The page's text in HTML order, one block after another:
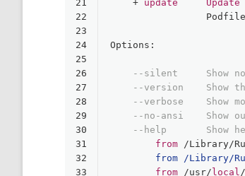
21
22
23
24
25
26
27
28
29
30
31
32
33
+ update Update
Options:
--silent     Show
--version    Show
--verbose    Show
--no-ansi    Show
--help       Show
from
/Library/
from /Library/
from
/usr/local /